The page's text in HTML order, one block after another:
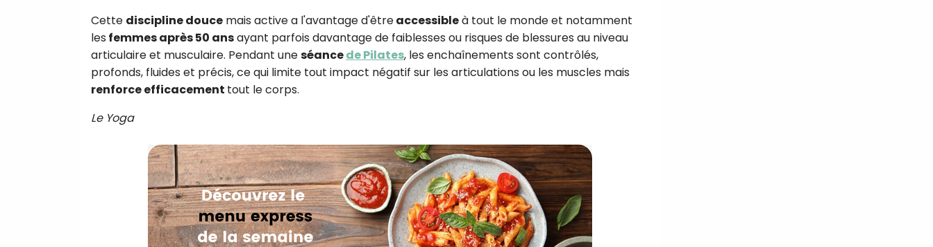
Cette discipline douce mais active a l'avantage d'êtreaccessibleà tout le monde et notamment
les femmes après 50 ansayant parfois davantage de faiblesses ou risques de blessures au niveau
articulaire et musculaire. Pendant uneséancede Pilates, les enchaînements sont contrôlés,
profonds, fluides et précis, ce qui limite tout impact négatif sur les articulations ou les muscles mais
renforce efficacement tout le corps.
Le Yoga